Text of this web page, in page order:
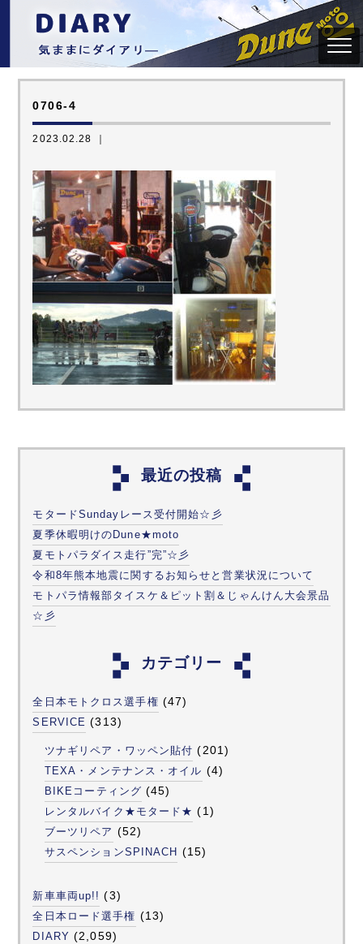
0706-4
2023.02.28 ｜
最近の投稿
モタードSundayレース受付開始☆彡
夏季休暇明けのDune★moto
夏モトパラダイス走行”完”☆彡
令和8年熊本地震に関するお知らせと営業状況について
モトパラ情報部タイスケ＆ピット割＆じゃんけん大会景品
☆彡
カテゴリー
全日本モトクロス選手権 (47)
SERVICE (313)
ツナギリペア・ワッペン貼付 (201)
TEXA・メンテナンス・オイル (4)
BIKEコーティング (45)
レンタルバイク★モタード★ (1)
ブーツリペア (52)
サスペンションSPINACH (15)
新車車両up!! (3)
全日本ロード選手権 (13)
DIARY (2,059)